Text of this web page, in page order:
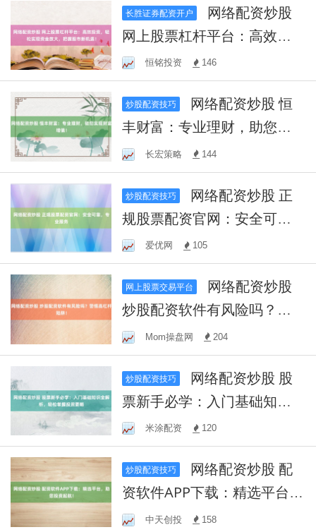
长胜证券配资开户
网上股票杠杆平台：高效投
资，轻松实现资金放大，把
握股市新机遇！
恒铭投资 146
炒股配资技巧
丰财富：专业理财，助您实
现财富增值！
长宏策略 144
炒股配资技巧
规股票配资官网：安全可
靠，专业服务
爱优网 105
网上股票交易平台
炒股配资软件有风险吗？警
惕高杠杆陷阱！
Mom操盘网 204
炒股配资技巧
票新手必学：入门基础知识
全解析，轻松掌握投资要略
米涂配资 120
炒股配资技巧
资软件APP下载：精选平台，
助您投资起航！
中天创投 158